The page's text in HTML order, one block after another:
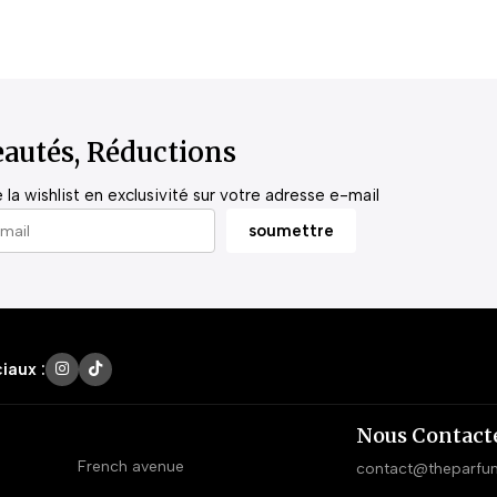
Réductions
wishlist en exclusivité sur votre adresse e-mail
:
French avenue
Nous